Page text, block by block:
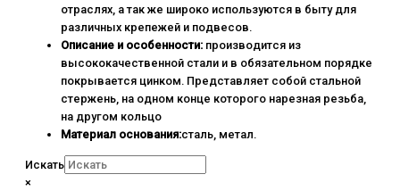
отраслях, а так же широко используются в быту для
различных крепежей и подвесов.
Описание и особенности:производится из
высококачественной стали и в обязательном порядке
покрывается цинком. Представляет собой стальной
стержень, на одном конце которого нарезная резьба,
на другом кольцо
Материал основания:сталь, метал.
Искать
×